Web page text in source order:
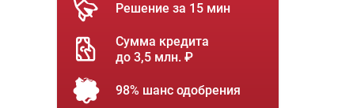
Решение за 15 мин
Сумма кредита
до 3,5 млн. ₽
98% шанс одобрения